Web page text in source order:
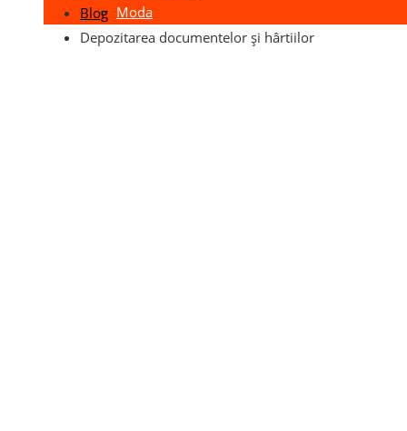
Moda
Blog
Depozitarea documentelor și hârtiilor